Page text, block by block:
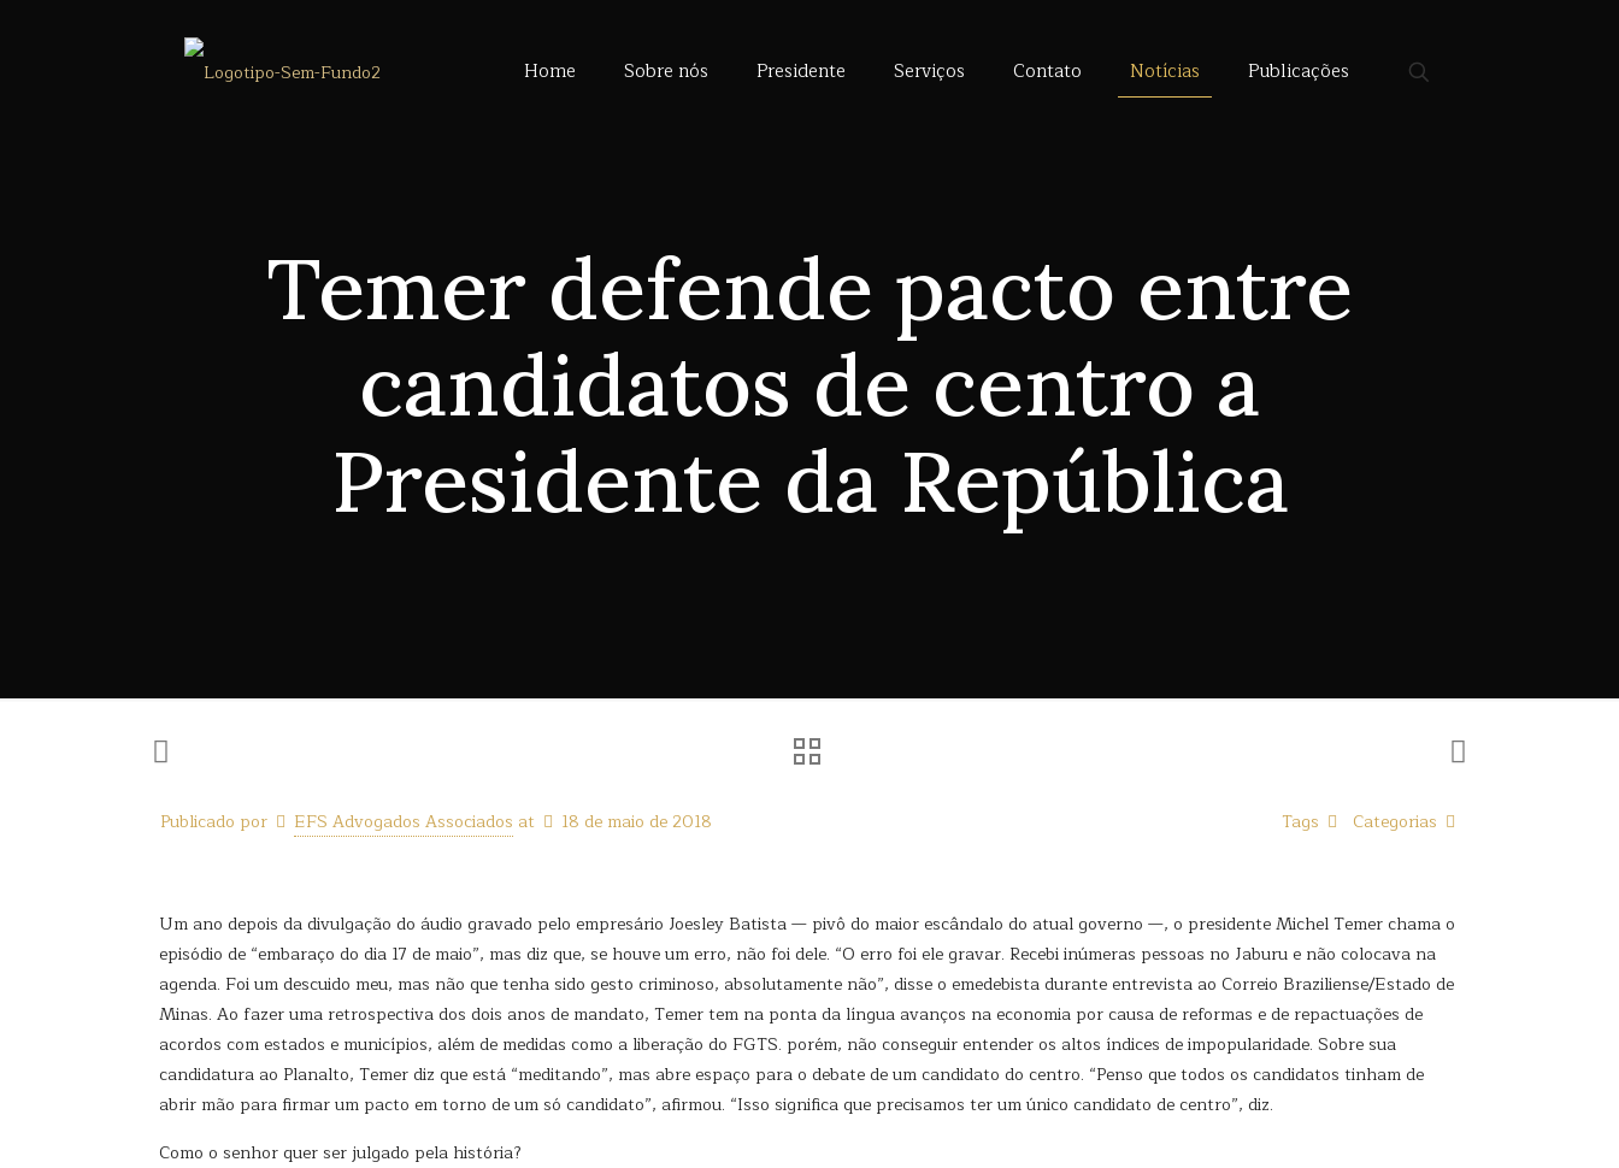
Home Sobre nós Presidente Serviços Contato Notícias Publicações
Temer defende pacto entre
candidatos de centro a
Presidente da República
Publicado por EFS Advogados Associados at 18 de maio de 2018 Categorias
Tags
Um ano depois da divulgação do áudio gravado pelo empresário Joesley Batista — pivô do maior escândalo do atual governo —, o presidente Michel Temer chama o
episódio de “embaraço do dia 17 de maio”, mas diz que, se houve um erro, não foi dele. “O erro foi ele gravar. Recebi inúmeras pessoas no Jaburu e não colocava na
agenda. Foi um descuido meu, mas não que tenha sido gesto criminoso, absolutamente não”, disse o emedebista durante entrevista ao Correio Braziliense/Estado de
Minas. Ao fazer uma retrospectiva dos dois anos de mandato, Temer tem na ponta da língua avanços na economia por causa de reformas e de repactuações de
acordos com estados e municípios, além de medidas como a liberação do FGTS. porém, não conseguir entender os altos índices de impopularidade. Sobre sua
candidatura ao Planalto, Temer diz que está “meditando”, mas abre espaço para o debate de um candidato do centro. “Penso que todos os candidatos tinham de
abrir mão para firmar um pacto em torno de um só candidato”, afirmou. “Isso significa que precisamos ter um único candidato de centro”, diz.
Como o senhor quer ser julgado pela história?